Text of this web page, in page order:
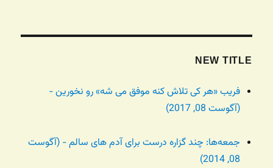
NEW TITLE
فریب «هر کی تلاش کنه موفق می شه» رو نخورین -
(آگوست 08, 2017)
جمعه‌ها: چند گزاره درست برای آدم های سالم - (آگوست
08, 2014)